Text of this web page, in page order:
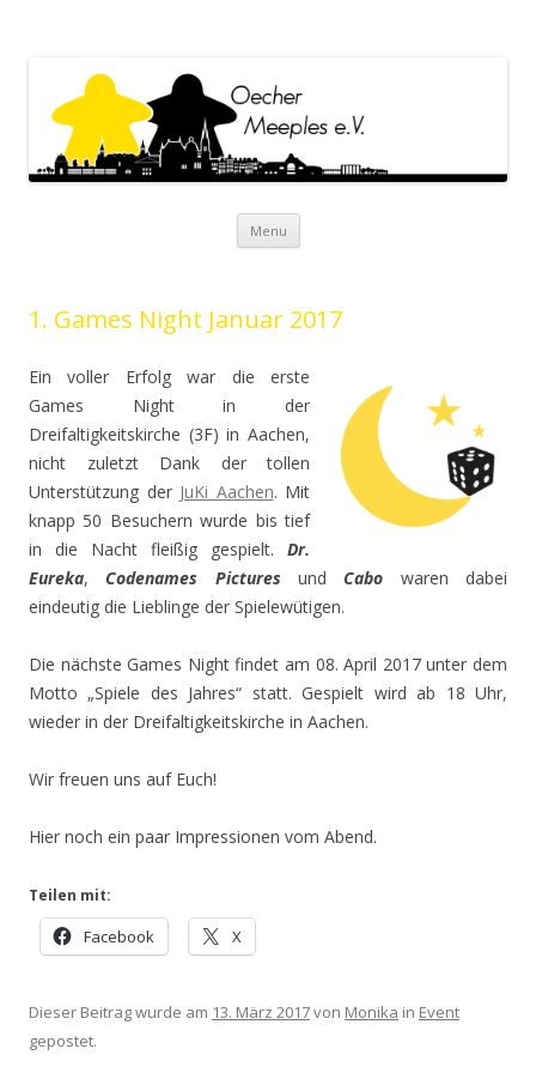
Menu Skip to content
1. Games Night Januar 2017
Ein voller Erfolg war die erste
Games Night in der
Dreifaltigkeitskirche (3F) in Aachen,
nicht zuletzt Dank der tollen
Unterstützung der JuKi Aachen. Mit
knapp 50 Besuchern wurde bis tief
in die Nacht fleißig gespielt. Dr.
Eureka, Codenames Pictures und Cabo
waren dabei
eindeutig die Lieblinge der Spielewütigen.
Die nächste Games Night findet am 08. April 2017 unter dem
Motto „Spiele des Jahres“ statt. Gespielt wird ab 18 Uhr,
wieder in der Dreifaltigkeitskirche in Aachen.
Wir freuen uns auf Euch!
Hier noch ein paar Impressionen vom Abend.
Teilen mit:
Facebook X
Dieser Beitrag wurde am 13. März 2017von Monika in Event
gepostet.